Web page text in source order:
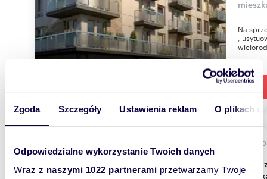
Zgoda Szczegóły Ustawienia reklam O plikach
Odpowiedzialne wykorzystanie Twoich danych
Wraz z naszymi 1022 partnerami przetwarzamy Twoje
Na
,
55,90